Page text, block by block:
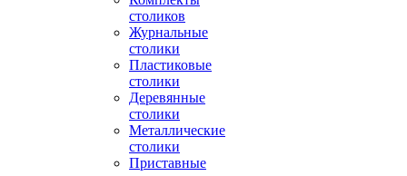
столиков
Журнальные
столики
Пластиковые
столики
Деревянные
столики
Металлические
столики
Приставные